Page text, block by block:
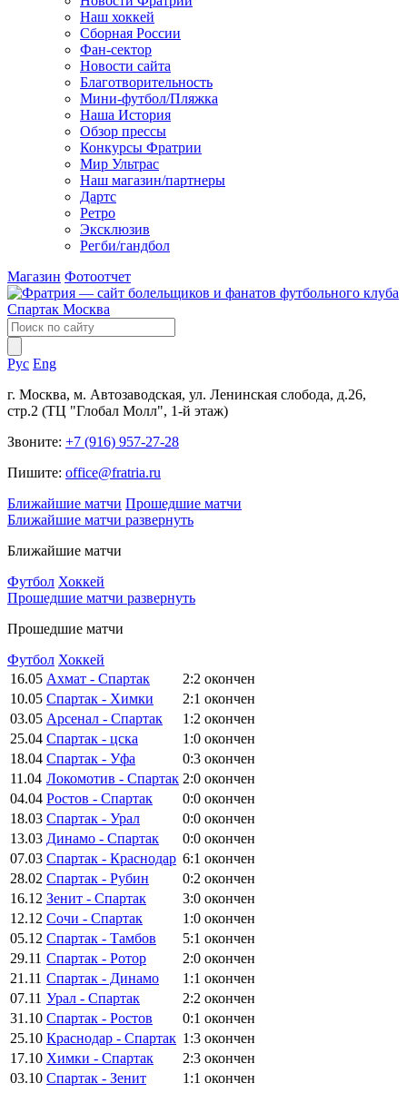
Наш хоккей
Сборная России
Фан-cектор
Новости сайта
Благотворительность
Мини-футбол/Пляжка
Наша История
Обзор прессы
Конкурсы Фратрии
Мир Ультрас
Наш магазин/партнеры
Дартс
Ретро
Эксклюзив
Регби/гандбол
Магазин Фотоотчет
Рус Eng
г. Москва, м. Автозаводская, ул. Ленинская слобода, д.26,
стр.2 (ТЦ "Глобал Молл", 1-й этаж)
Звоните: +7 (916) 957-27-28
Пишите: office@fratria.ru
Ближайшие матчи Прошедшие матчи
Ближайшие матчи развернуть
Ближайшие матчи
Футбол Хоккей
Прошедшие матчи развернуть
Прошедшие матчи
Футбол Хоккей
16.05 Ахмат - Спартак 2:2 окончен
10.05 Спартак - Химки 2:1 окончен
03.05 Арсенал - Спартак 1:2 окончен
25.04 Спартак - цска 1:0 окончен
18.04 Спартак - Уфа 0:3 окончен
11.04 Локомотив - Спартак 2:0 окончен
04.04 Ростов - Спартак 0:0 окончен
18.03 Спартак - Урал 0:0 окончен
13.03 Динамо - Спартак 0:0 окончен
07.03 Спартак - Краснодар 6:1 окончен
28.02 Спартак - Рубин 0:2 окончен
16.12 Зенит - Спартак 3:0 окончен
12.12 Сочи - Спартак 1:0 окончен
05.12 Спартак - Тамбов 5:1 окончен
29.11 Спартак - Ротор 2:0 окончен
21.11 Спартак - Динамо 1:1 окончен
07.11 Урал - Спартак 2:2 окончен
31.10 Спартак - Ростов 0:1 окончен
25.10 Краснодар - Спартак 1:3 окончен
17.10 Химки - Спартак 2:3 окончен
03.10 Спартак - Зенит 1:1 окончен